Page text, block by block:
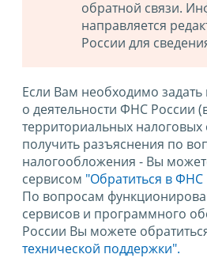
обратной связи.
направляется
России для
Если Вам необходимо
о деятельности ФНС России
территориальных налоговых
получить разъяснения по
налогообложения - Вы
сервисом "Обратиться в ФНС
По вопросам
сервисов и программного
России Вы можете
технической поддержки".